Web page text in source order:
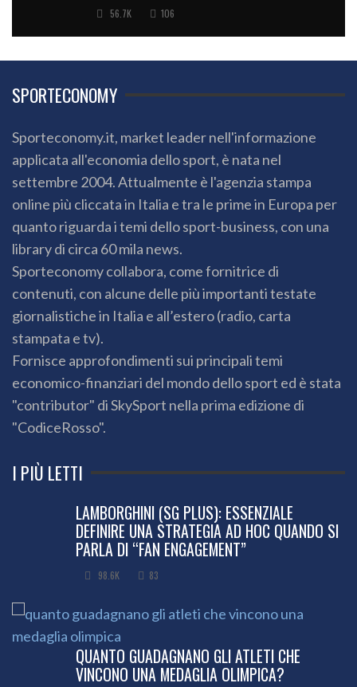
56.7K 106
SPORTECONOMY
Sporteconomy.it, market leader nell'informazione
applicata all'economia dello sport, è nata nel
settembre 2004. Attualmente è l'agenzia stampa
online più cliccata in Italia e tra le prime in Europa per
quanto riguarda i temi dello sport-business, con una
library di circa 60 mila news.
Sporteconomy collabora, come fornitrice di
contenuti, con alcune delle più importanti testate
giornalistiche in Italia e all’estero (radio, carta
stampata e tv).
Fornisce approfondimenti sui principali temi
economico-finanziari del mondo dello sport ed è stata
"contributor" di SkySport nella prima edizione di
"CodiceRosso".
I PIÙ LETTI
LAMBORGHINI (SG PLUS): ESSENZIALE
DEFINIRE UNA STRATEGIA AD HOC QUANDO SI
PARLA DI “FAN ENGAGEMENT”
98.6K 83
QUANTO GUADAGNANO GLI ATLETI CHE
VINCONO UNA MEDAGLIA OLIMPICA?